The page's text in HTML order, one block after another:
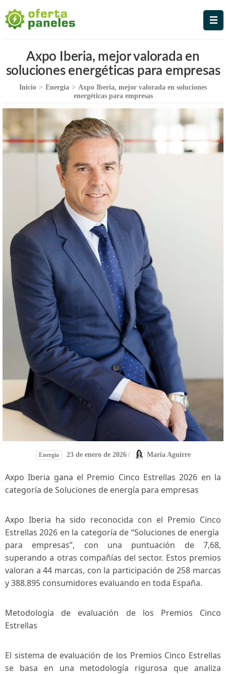
Oferta Paneles
La Mejor Oferta en Paneles
Solares
Axpo Iberia, mejor valorada en
soluciones energéticas para empresas
Inicio > Energía > Axpo Iberia, mejor valorada en soluciones
energéticas para empresas
Energía 23 de enero de 2026 / Maria Aguirre
Axpo Iberia gana el Premio⁤ Cinco ‌Estrellas 2026 en la
categoría de Soluciones de energía para empresas
Axpo Iberia ha ‍sido reconocida con‌ el Premio Cinco‍
Estrellas⁣ 2026 en la ‍categoría de “Soluciones de energía ​
para empresas”, con una puntuación de 7,68,
‍superando a otras⁤ compañías‍ del sector. Estos premios
valoran ‍a 44 marcas, con la participación de 258 marcas
y 388.895 consumidores evaluando en ​toda España.
Metodología de‌ evaluación de los Premios Cinco
Estrellas
El sistema de evaluación‌ de los Premios Cinco ​Estrellas
⁣se basa en una metodología rigurosa que analiza